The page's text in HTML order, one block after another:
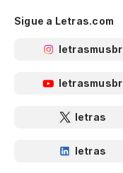
Sigue a Letras.com
letrasmusbr
letrasmusbr
letras
letras